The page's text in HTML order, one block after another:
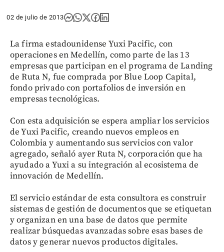
02 de julio de 2013
La firma estadounidense Yuxi Pacific, con
operaciones en Medellín, como parte de las 13
empresas que participan en el programa de Landing
de Ruta N, fue comprada por Blue Loop Capital,
fondo privado con portafolios de inversión en
empresas tecnológicas.
Con esta adquisición se espera ampliar los servicios
de Yuxi Pacific, creando nuevos empleos en
Colombia y aumentando sus servicios con valor
agregado, señaló ayer Ruta N, corporación que ha
ayudado a Yuxi a su integración al ecosistema de
innovación de Medellín.
El servicio estándar de esta consultora es construir
sistemas de gestión de documentos que se etiquetan
y organizan en una base de datos que permite
realizar búsquedas avanzadas sobre esas bases de
datos y generar nuevos productos digitales.